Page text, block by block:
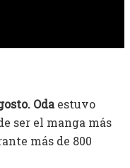
Odaestuvo
ser el manga más
más de 800